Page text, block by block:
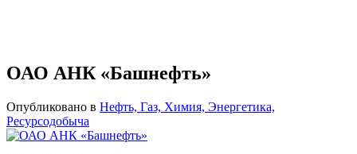
ОАО АНК «Башнефть»
Опубликовано в Нефть, Газ, Химия, Энергетика,
Ресурсодобыча